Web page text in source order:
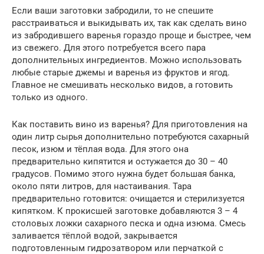
Если ваши заготовки забродили, то не спешите
расстраиваться и выкидывать их, так как сделать вино
из забродившего варенья гораздо проще и быстрее, чем
из свежего. Для этого потребуется всего пара
дополнительных ингредиентов. Можно использовать
любые старые джемы и варенья из фруктов и ягод.
Главное не смешивать несколько видов, а готовить
только из одного.
Как поставить вино из варенья? Для приготовления на
один литр сырья дополнительно потребуются сахарный
песок, изюм и тёплая вода. Для этого она
предварительно кипятится и остужается до 30 – 40
градусов. Помимо этого нужна будет большая банка,
около пяти литров, для настаивания. Тара
предварительно готовится: очищается и стерилизуется
кипятком. К прокисшей заготовке добавляются 3 – 4
столовых ложки сахарного песка и одна изюма. Смесь
заливается тёплой водой, закрывается
подготовленным гидрозатвором или перчаткой с